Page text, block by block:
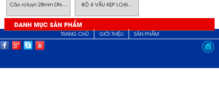
Cảo rotuyn 28mm DN-... BỘ 4 VẤU KẸP LOẠI...
DANH MỤC SẢN PHẨM
TRANG CHỦ GIỚI THIỆU SẢN PHẨM